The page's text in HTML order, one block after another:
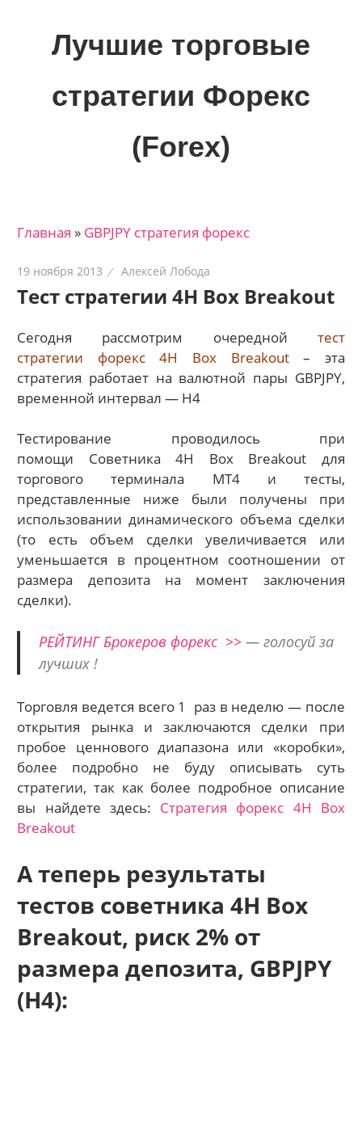
Лучшие торговые
стратегии Форекс
(Forex)
трейдеров
финансовых
рынках:
сигналы,
новости…
Главная » GBPJPY стратегия форекс
19 ноября 2013 Алексей Лобода
Тест стратегии 4H Box Breakout
Сегодня рассмотрим очередной тест
стратегии форекс 4H Box Breakout– эта
стратегия работает на валютной пары GBPJPY,
временной интервал — H4
Тестирование проводилось при
помощи Советника 4H Box Breakout для
торгового терминала MT4 и тесты,
представленные ниже были получены при
использовании динамического объема сделки
(то есть объем сделки увеличивается или
уменьшается в процентном соотношении от
размера депозита на момент заключения
сделки).
РЕЙТИНГ Брокеров форекс >> — голосуй за
лучших !
Торговля ведется всего 1 раз в неделю — после
открытия рынка и заключаются сделки при
пробое ценнового диапазона или «коробки»,
более подробно не буду описывать суть
стратегии, так как более подробное описание
вы найдете здесь: Стратегия форекс 4H Box
Breakout
А теперь результаты
тестов советника 4H Box
Breakout, риск 2% от
размера депозита, GBPJPY
(H4):